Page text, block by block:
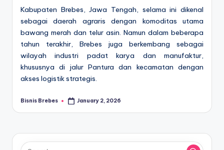
Kabupaten Brebes, Jawa Tengah, selama ini dikenal
sebagai daerah agraris dengan komoditas utama
bawang merah dan telur asin. Namun dalam beberapa
tahun terakhir, Brebes juga berkembang sebagai
wilayah industri padat karya dan manufaktur,
khususnya di jalur Pantura dan kecamatan dengan
akses logistik strategis.
Posted
Bisnis Brebes January 2, 2026